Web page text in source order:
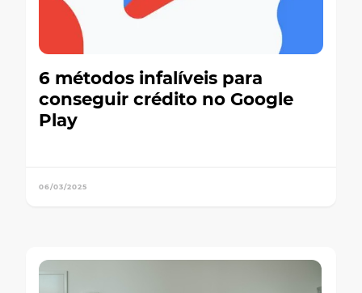
6 métodos infalíveis para
conseguir crédito no Google
Play
06/03/2025